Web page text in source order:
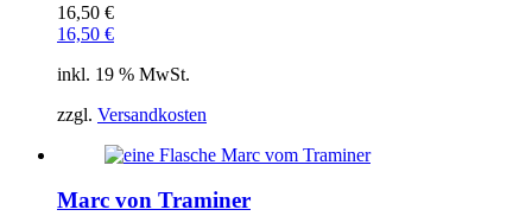
16,50 €
16,50 €
inkl. 19 % MwSt.
zzgl. Versandkosten
Marc von Traminer